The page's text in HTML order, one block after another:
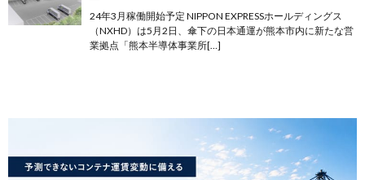
24年3月稼働開始予定 NIPPON EXPRESSホールディングス
（NXHD）は5月2日、傘下の日本通運が熊本市内に新たな営
業拠点「熊本半導体事業所[…]